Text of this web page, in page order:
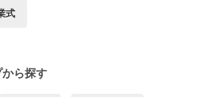
式
ら探す